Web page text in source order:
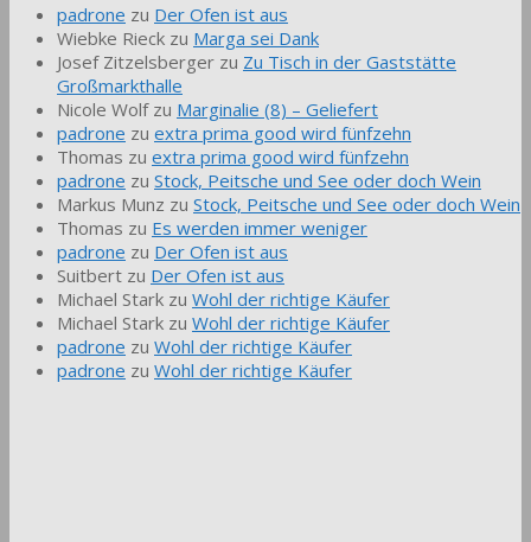
padrone zu Der Ofen ist aus
Wiebke Rieck zu Marga sei Dank
Josef Zitzelsberger zu Zu Tisch in der Gaststätte
Großmarkthalle
Nicole Wolfzu Marginalie (8) – Geliefert
padrone zu extra prima good wird fünfzehn
Thomas zu extra prima good wird fünfzehn
padrone zu Stock, Peitsche und See oder doch Wein
Markus Munz zu Stock, Peitsche und See oder doch Wein
Thomas zu Es werden immer weniger
padrone zu Der Ofen ist aus
Suitbert zu Der Ofen ist aus
Michael Stark zu Wohl der richtige Käufer
Michael Stark zu Wohl der richtige Käufer
padrone zu Wohl der richtige Käufer
padrone zu Wohl der richtige Käufer